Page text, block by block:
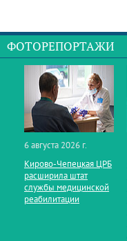
ФОТОРЕПОРТАЖИ
6 августа 2026 г.
Кирово‑Чепецкая ЦРБ
расширила штат
службы медицинской
реабилитации